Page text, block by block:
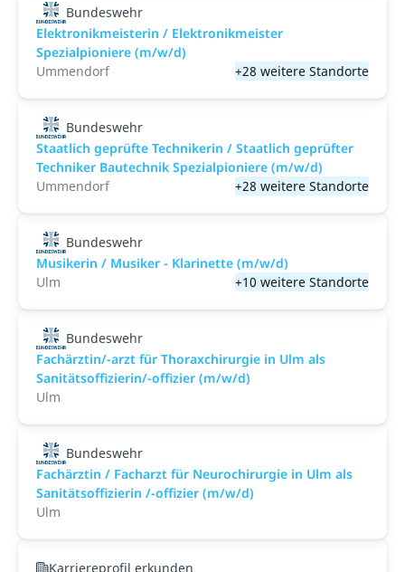
Bundeswehr
Elektronikmeisterin / Elektronikmeister
Spezialpioniere (m/w/d)
Ummendorf
+28 weitere Standorte
Bundeswehr
Staatlich geprüfte Technikerin / Staatlich geprüfter
Techniker Bautechnik Spezialpioniere (m/w/d)
Ummendorf
+28 weitere Standorte
Bundeswehr
Musikerin / Musiker - Klarinette (m/w/d)
Ulm
+10 weitere Standorte
Bundeswehr
Fachärztin/-arzt für Thoraxchirurgie in Ulm als
Sanitätsoffizierin/-offizier (m/w/d)
Ulm
Bundeswehr
Fachärztin / Facharzt für Neurochirurgie in Ulm als
Sanitätsoffizierin /-offizier (m/w/d)
Ulm
Karriereprofil erkunden